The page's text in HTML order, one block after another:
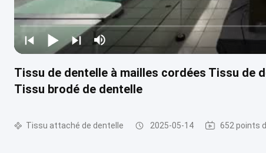
Tissu de dentelle à mailles cordées Tissu de
Tissu brodé de dentelle
Tissu attaché de dentelle 2025-05-14 652 points